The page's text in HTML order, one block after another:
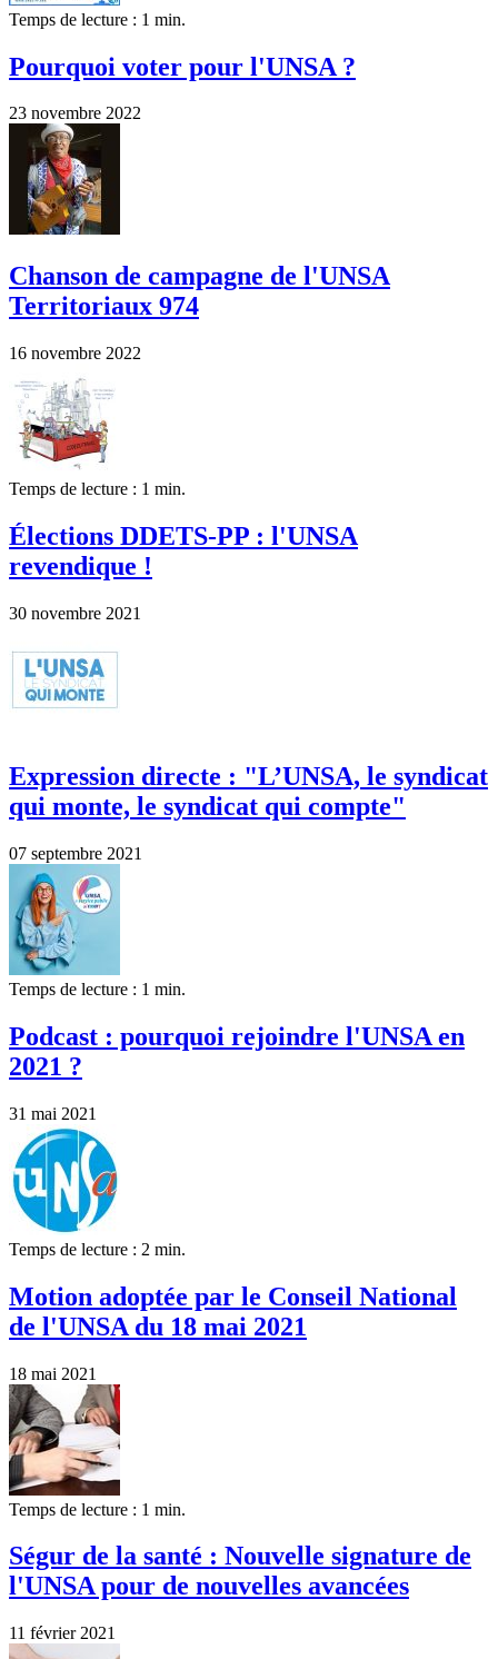
Temps de lecture : 1 min.
Pourquoi voter pour l'UNSA ?
23 novembre 2022
Chanson de campagne de l'UNSA
Territoriaux 974
16 novembre 2022
Temps de lecture : 1 min.
Élections DDETS-PP : l'UNSA
revendique !
30 novembre 2021
Expression directe : "L’UNSA, le syndicat
qui monte, le syndicat qui compte"
07 septembre 2021
Temps de lecture : 1 min.
Podcast : pourquoi rejoindre l'UNSA en
2021 ?
31 mai 2021
Temps de lecture : 2 min.
Motion adoptée par le Conseil National
de l'UNSA du 18 mai 2021
18 mai 2021
Temps de lecture : 1 min.
Ségur de la santé : Nouvelle signature de
l'UNSA pour de nouvelles avancées
11 février 2021